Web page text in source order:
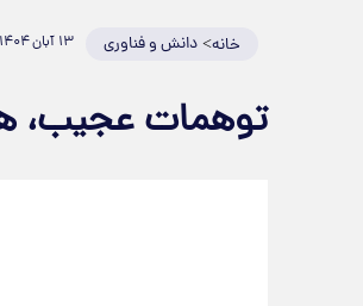
خانه>دانش و فناوری ۱۳ آبان ۱۴۰۴
توهمات عجیب،